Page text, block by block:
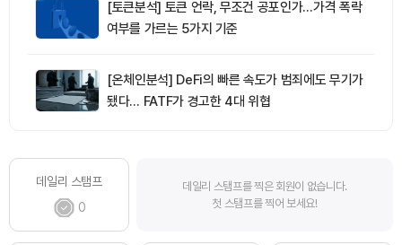
[토큰분석] 토큰 언락, 무조건 공포인가…가격 폭락
여부를 가르는 5가지 기준
[온체인분석] DeFi의 빠른 속도가 범죄에도 무기가
됐다… FATF가 경고한 4대 위협
데일리 스탬프
0
데일리 스탬프를 찍은 회원이 없습니다.
첫 스탬프를 찍어 보세요!